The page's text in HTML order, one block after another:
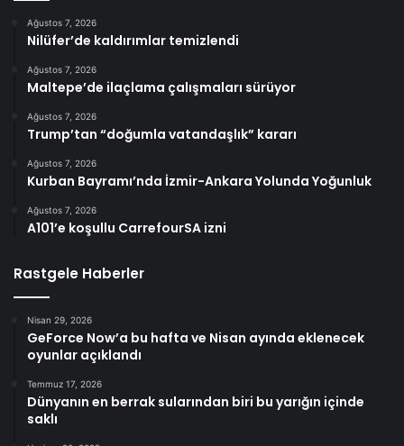
Ağustos 7, 2026
Nilüfer’de kaldırımlar temizlendi
Ağustos 7, 2026
Maltepe’de ilaçlama çalışmaları sürüyor
Ağustos 7, 2026
Trump’tan “doğumla vatandaşlık” kararı
Ağustos 7, 2026
Kurban Bayramı’nda İzmir-Ankara Yolunda Yoğunluk
Ağustos 7, 2026
A101’e koşullu CarrefourSA izni
Rastgele Haberler
Nisan 29, 2026
GeForce Now’a bu hafta ve Nisan ayında eklenecek
oyunlar açıklandı
Temmuz 17, 2026
Dünyanın en berrak sularından biri bu yarığın içinde
saklı